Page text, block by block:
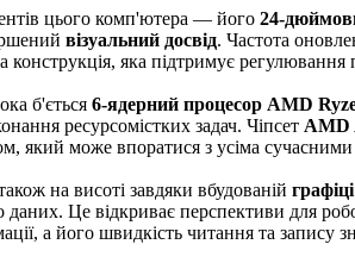
цього комп'ютера — його 24-
візуальний досвід. Частота
конструкція, яка підтримує регулювання
б'ється 6-ядерний процесор AMD
ресурсомістких задач. Чіпсет AMD
який може впоратися з усіма
на висоті завдяки вбудованій
Це відкриває перспективи для
а його швидкість читання та